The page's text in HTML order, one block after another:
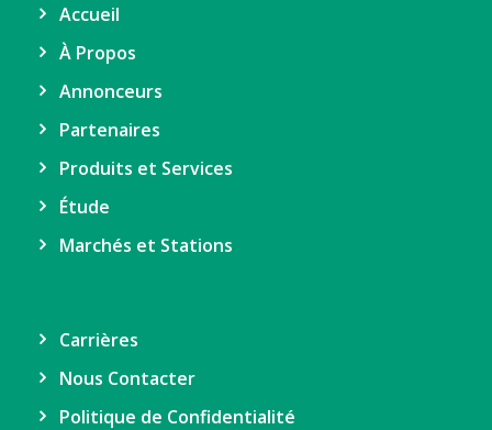
Accueil
À Propos
Annonceurs
Partenaires
Produits et Services
Étude
Marchés et Stations
Carrières
Nous Contacter
Politique de Confidentialité